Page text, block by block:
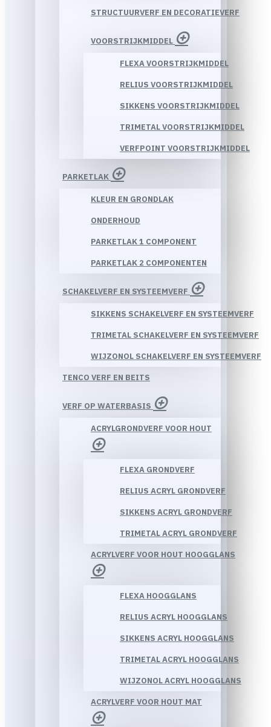
STRUCTUURVERF EN DECORATIEVERF
VOORSTRIJKMIDDEL
FLEXA VOORSTRIJKMIDDEL
RELIUS VOORSTRIJKMIDDEL
SIKKENS VOORSTRIJKMIDDEL
TRIMETAL VOORSTRIJKMIDDEL
VERFPOINT VOORSTRIJKMIDDEL
PARKETLAK
KLEUR EN GRONDLAK
ONDERHOUD
PARKETLAK 1 COMPONENT
PARKETLAK 2 COMPONENTEN
SCHAKELVERF EN SYSTEEMVERF
SIKKENS SCHAKELVERF EN SYSTEEMVERF
TRIMETAL SCHAKELVERF EN SYSTEEMVERF
WIJZONOL SCHAKELVERF EN SYSTEEMVERF
TENCO VERF EN BEITS
VERF OP WATERBASIS
ACRYLGRONDVERF VOOR HOUT
FLEXA GRONDVERF
RELIUS ACRYL GRONDVERF
SIKKENS ACRYL GRONDVERF
TRIMETAL ACRYL GRONDVERF
ACRYLVERF VOOR HOUT HOOGGLANS
FLEXA HOOGGLANS
RELIUS ACRYL HOOGGLANS
SIKKENS ACRYL HOOGGLANS
TRIMETAL ACRYL HOOGGLANS
WIJZONOL ACRYL HOOGGLANS
ACRYLVERF VOOR HOUT MAT